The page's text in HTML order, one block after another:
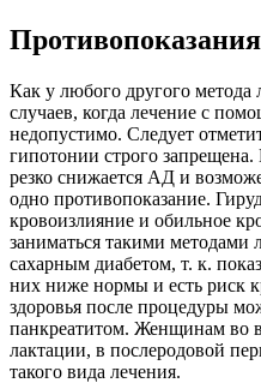
Как у любого другого метода
случаев, когда лечение с
недопустимо. Следует
гипотонии строго
резко снижается АД и
одно противопоказание.
кровоизлияние и обильное
заниматься такими
сахарным диабетом, т. к.
них ниже нормы и есть риск
здоровья после процедуры
панкреатитом. Женщинам во
лактации, в послеродовой
такого вида лечения.